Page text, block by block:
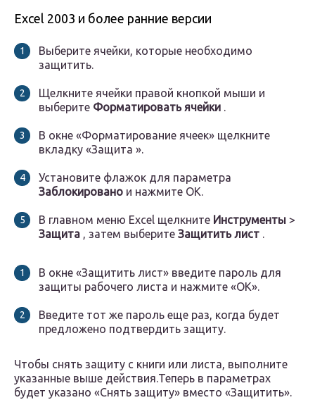
Excel 2003 и более ранние версии
Выберите ячейки, которые необходимо
защитить.
Щелкните ячейки правой кнопкой мыши и
выберите Форматировать ячейки .
В окне «Форматирование ячеек» щелкните
вкладку «Защита ».
Установите флажок для параметра
Заблокировано и нажмите OK.
В главном меню Excel щелкните Инструменты >
Защита , затем выберите Защитить лист .
В окне «Защитить лист» введите пароль для
защиты рабочего листа и нажмите «ОК».
Введите тот же пароль еще раз, когда будет
предложено подтвердить защиту.
Чтобы снять защиту с книги или листа, выполните
указанные выше действия.Теперь в параметрах
будет указано «Снять защиту» вместо «Защитить».